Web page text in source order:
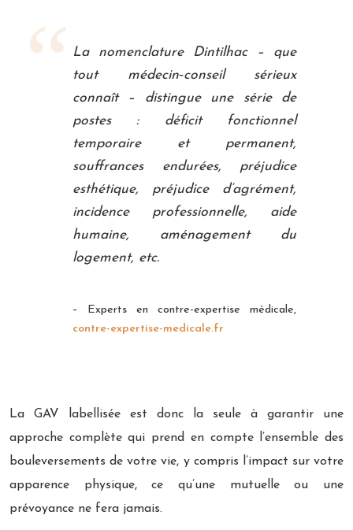
La nomenclature Dintilhac – que
tout médecin‑conseil sérieux
connaît – distingue une série de
postes : déficit fonctionnel
temporaire et permanent,
souffrances endurées, préjudice
esthétique, préjudice d’agrément,
incidence professionnelle, aide
humaine, aménagement du
logement, etc.
– Experts en contre-expertise médicale,
contre-expertise-medicale.fr
La GAV labellisée est donc la seule à garantir une
approche complète qui prend en compte l’ensemble des
bouleversements de votre vie, y compris l’impact sur votre
apparence physique, ce qu’une mutuelle ou une
prévoyance ne fera jamais.